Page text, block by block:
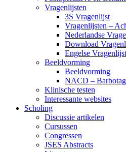
Vragenlijsten
3S Vragenlijst
Vragenlijsten –
Nederlandse
Download
Engelse
Beeldvorming
Beeldvorming
NACD –
Klinische testen
Interessante websites
Scholing
Discussie artikelen
Cursussen
Congressen
JSES Abstracts